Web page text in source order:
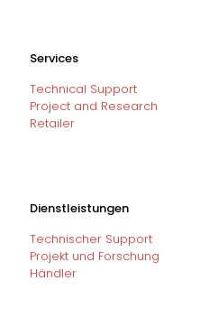
Services
Technical Support
Project and Research
Retailer
Dienstleistungen
Technischer Support
Projekt und Forschung
Händler